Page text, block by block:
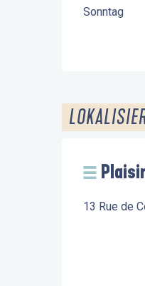
Sonntag
13 Rue de